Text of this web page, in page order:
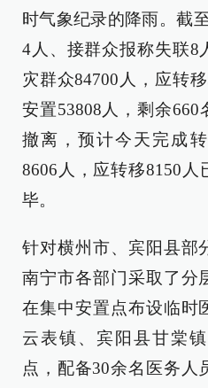
时气象纪录的降雨。截
4人、接群众报称失联8
灾群众84700人，应转
安置53808人，剩余
撤离，预计今天完成
8606人，应转移8150
毕。
针对横州市、宾阳县部
南宁市各部门采取了分
在集中安置点布设临时
云表镇、宾阳县甘棠
点，配备30余名医务人